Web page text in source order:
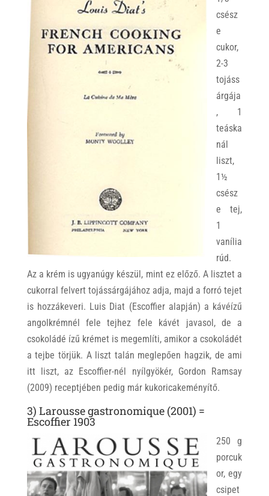
csész
e
cukor,
2-3
tojáss
árgája
, 1
teáska
nál
liszt,
1½
csész
e tej,
1
vanília
rúd.
Az a krém is ugyanúgy készül, mint ez előző. A lisztet a
cukorral felvert tojássárgájához adja, majd a forró tejet
is hozzákeveri. Luis Diat (Escoffier alapján) a kávéízű
angolkrémnél fele tejhez fele kávét javasol, de a
csokoládé ízű krémet is megemlíti, amikor a csokoládét
a tejbe törjük. A liszt talán meglepően hagzik, de ami
itt liszt, az Escoffier-nél nyílgyökér, Gordon Ramsay
(2009) receptjében pedig már kukoricakeményítő.
3) Larousse gastronomique (2001) =
Escoffier 1903
250 g
porcuk
or, egy
csipet